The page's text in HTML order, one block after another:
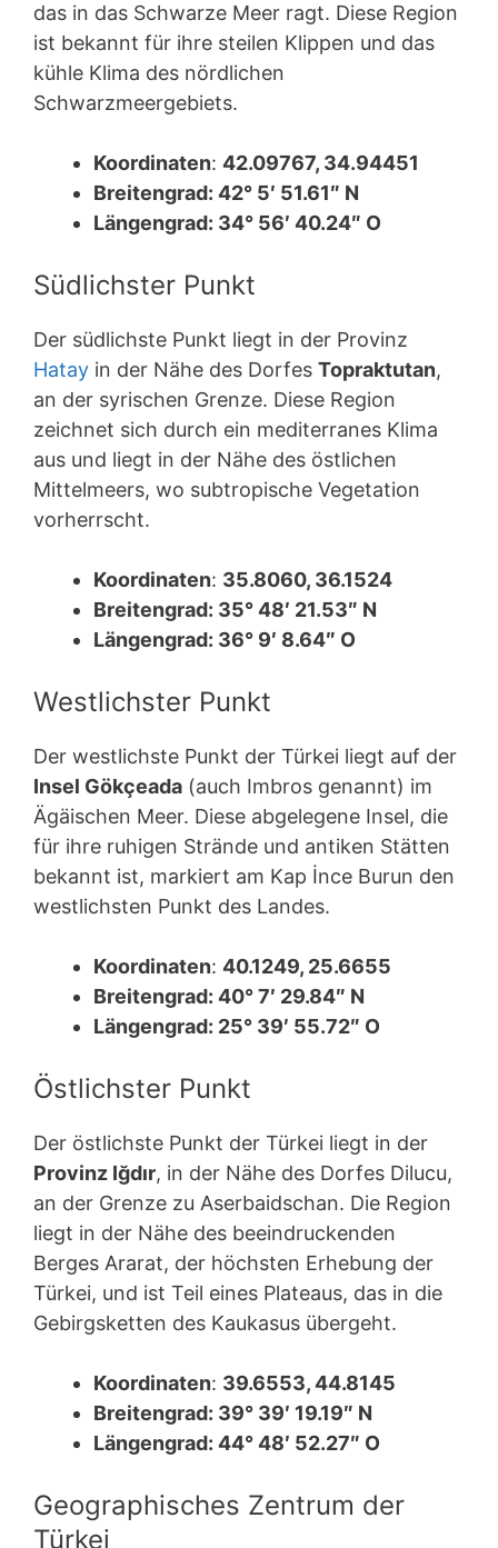
das in das Schwarze Meer ragt. Diese Region
ist bekannt für ihre steilen Klippen und das
kühle Klima des nördlichen
Schwarzmeergebiets.
Koordinaten: 42.09767, 34.94451
Breitengrad: 42° 5′ 51.61″ N
Längengrad: 34° 56′ 40.24″ O
Südlichster Punkt
Der südlichste Punkt liegt in der Provinz
Hatay in der Nähe des Dorfes Topraktutan,
an der syrischen Grenze. Diese Region
zeichnet sich durch ein mediterranes Klima
aus und liegt in der Nähe des östlichen
Mittelmeers, wo subtropische Vegetation
vorherrscht.
Koordinaten: 35.8060, 36.1524
Breitengrad: 35° 48′ 21.53″ N
Längengrad: 36° 9′ 8.64″ O
Westlichster Punkt
Der westlichste Punkt der Türkei liegt auf der
Insel Gökçeada (auch Imbros genannt) im
Ägäischen Meer. Diese abgelegene Insel, die
für ihre ruhigen Strände und antiken Stätten
bekannt ist, markiert am Kap İnce Burun den
westlichsten Punkt des Landes.
Koordinaten: 40.1249, 25.6655
Breitengrad: 40° 7′ 29.84″ N
Längengrad: 25° 39′ 55.72″ O
Östlichster Punkt
Der östlichste Punkt der Türkei liegt in der
Provinz Iğdır, in der Nähe des Dorfes Dilucu,
an der Grenze zu Aserbaidschan. Die Region
liegt in der Nähe des beeindruckenden
Berges Ararat, der höchsten Erhebung der
Türkei, und ist Teil eines Plateaus, das in die
Gebirgsketten des Kaukasus übergeht.
Koordinaten: 39.6553, 44.8145
Breitengrad: 39° 39′ 19.19″ N
Längengrad: 44° 48′ 52.27″ O
Geographisches Zentrum der
Türkei